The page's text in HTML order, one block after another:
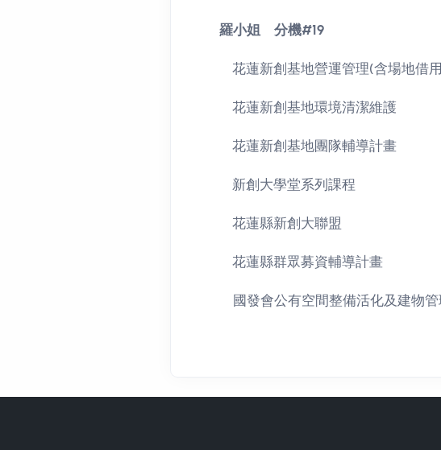
羅小姐 分機#19
花蓮新創基地營運管理(含場地借
花蓮新創基地環境清潔維護
花蓮新創基地團隊輔導計畫
新創大學堂系列課程
花蓮縣新創大聯盟
花蓮縣群眾募資輔導計畫
國發會公有空間整備活化及建物管